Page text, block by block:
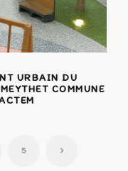
URBAIN DU
COMMUNE
5